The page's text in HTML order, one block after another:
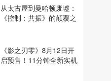
从太古屋到曼哈顿废墟：
《控制：共振》的颠覆之
《影之刃零》8月12日开
启预售！11分钟全新实机